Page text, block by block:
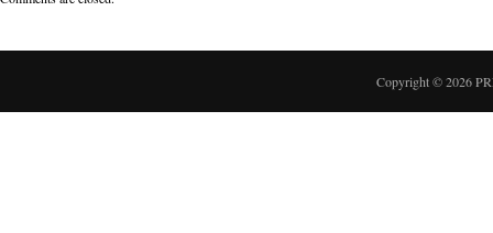
Copyright © 2026